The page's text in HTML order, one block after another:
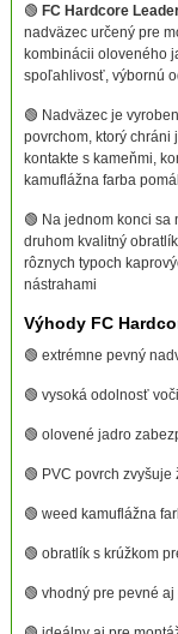
🟢 FC Hardcore
nadväzec určený pre
kombinácii oloveného
spoľahlivosť, výbornú
🟢 Nadväzec je
povrchom, ktorý chráni
kontakte s kameňmi,
kamuflážna farba
🟢 Na jednom konci sa
druhom kvalitný
rôznych typoch
nástrahami
Výhody FC
🟢 extrémne pevný
🟢 vysoká odolnosť
🟢 olovené jadro
🟢 PVC povrch
🟢 weed kamuflážna
🟢 obratlík s krúžkom
🟢 vhodný pre pevné